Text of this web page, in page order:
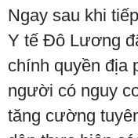
Ngay sau khi
Y tế Đô Lương
chính quyền địa
người có nguy
tăng cường